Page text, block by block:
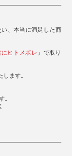
、本当に満足した商
にヒトメボレ 」で取り
ます。
。